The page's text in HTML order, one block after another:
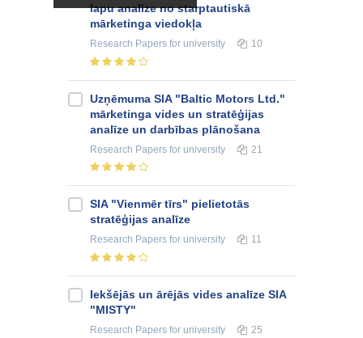
lapu analīze no starptautiskā
mārketinga viedokļa
Research Papers for university 10
Uzņēmuma SIA "Baltic Motors Ltd."
mārketinga vides un stratēģijas
analīze un darbības plānošana
Research Papers for university 21
SIA "Vienmēr tīrs" pielietotās
stratēģijas analīze
Research Papers for university 11
Iekšējās un ārējās vides analīze SIA
"MISTY"
Research Papers for university 25